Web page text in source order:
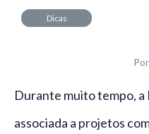
Dicas
Durante muito tempo,
associada a projetos